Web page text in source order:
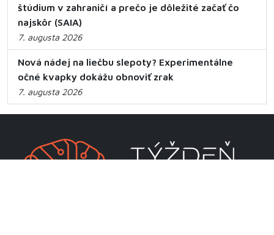
štúdium v zahraničí a prečo je dôležité začať čo
najskôr (SAIA)
7. augusta 2026
Nová nádej na liečbu slepoty? Experimentálne
očné kvapky dokážu obnoviť zrak
7. augusta 2026